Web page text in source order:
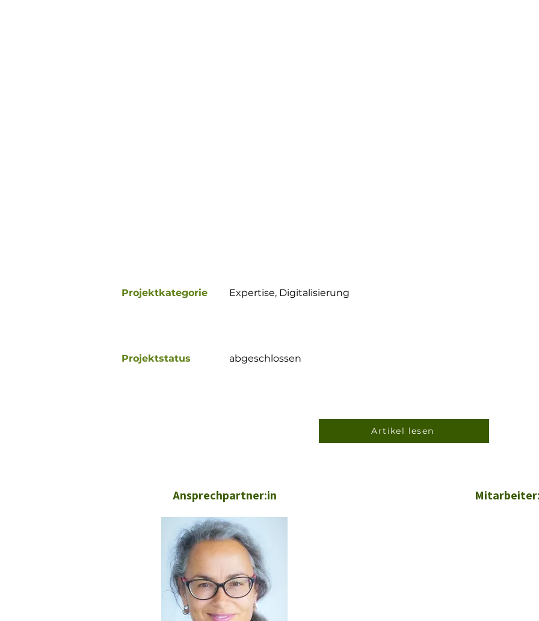
Projektkategorie Expertise, Digitalisierung
Projektstatus abgeschlossen
Artikel lesen
Ansprechpartner:in